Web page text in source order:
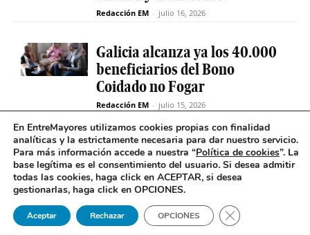
Redacción EM - julio 16, 2026
Galicia alcanza ya los 40.000
beneficiarios del Bono
Coidado no Fogar
Redacción EM - julio 15, 2026
Fabiola García destaca el
compromiso de la Xunta de
Galicia con el SAF
Redacción EM - julio 15, 2026
En EntreMayores utilizamos cookies propias con finalidad
analíticas y la estrictamente necesaria para dar nuestro servicio.
Para más información accede a nuestra “Política de cookies”. La
base legítima es el consentimiento del usuario. Si desea admitir
todas las cookies, haga click en ACEPTAR, si desea
gestionarlas, haga click en OPCIONES.
Aceptar Rechazar OPCIONES Cerrar el banner